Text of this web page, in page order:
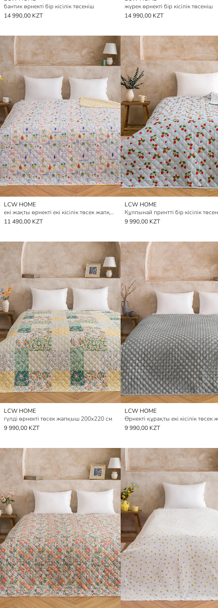
бантик өрнекті бір кісілік төсеніш
14 990,00 KZT
жүрек өрнекті бір кісілік төсеніш
14 990,00 KZT
LCW HOME
екі жақты өрнекті екі кісілік төсек жапқышы
11 490,00 KZT
LCW HOME
Құлпынай принтті бір кісілік
9 990,00 KZT
LCW HOME
гүлді өрнекті төсек жапқыш 200x220 см
9 990,00 KZT
LCW HOME
9 990,00 KZT